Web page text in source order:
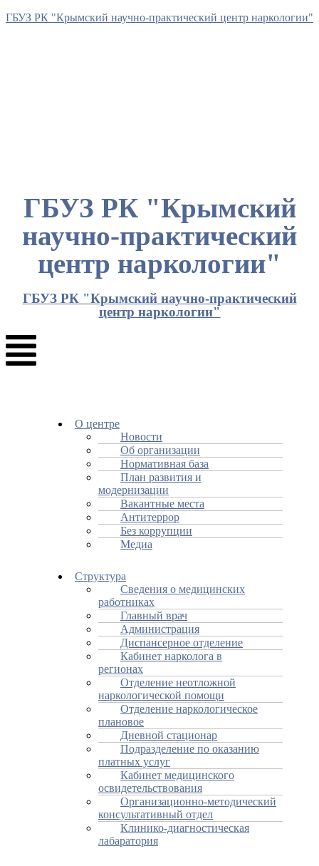
ГБУЗ РК "Крымский научно-практический центр наркологии"
ГБУЗ РК "Крымский
научно-практический
центр наркологии"
ГБУЗ РК "Крымский научно-практический
центр наркологии"
О центре
Новости
Об организации
Нормативная база
План развития и
модернизации
Вакантные места
Антитеррор
Без коррупции
Медиа
Структура
Сведения о медицинских
работниках
Главный врач
Администрация
Диспансерное отделение
Кабинет нарколога в
регионах
Отделение неотложной
наркологической помощи
Отделение наркологическое
плановое
Дневной стационар
Подразделение по оказанию
платных услуг
Кабинет медицинского
освидетельствования
Организационно-методический
консультативный отдел
Клинико-диагностическая
лабаратория